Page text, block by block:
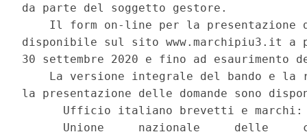
da parte del soggetto gestore.
Il form on-line per la presentazione
disponibile sul sito www.marchipiu3.it
30 settembre 2020 e fino ad
La versione integrale del bando e la
la presentazione delle domande sono
Ufficio italiano brevetti e
Unione     nazionale     delle